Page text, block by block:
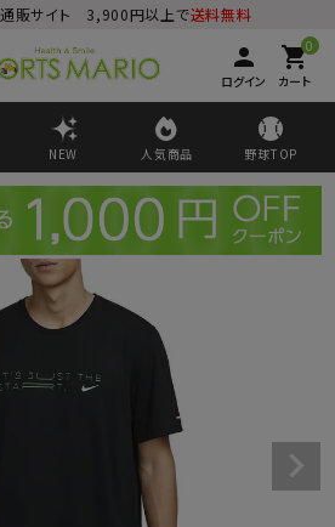
通販サイト 3,900円以上で送料無料
person
ログイン
0
shopping_cart
カート
NEW 人気商品 野球TOP
会員登録